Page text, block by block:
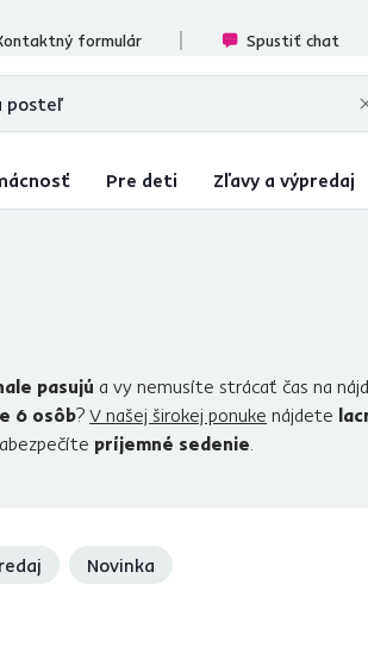
formulár
Spustiť chat
Pre deti Zľavy a výpredaj
pasujú a vy nemusíte strácať čas na
6 osôb? V našej širokej ponuke nájdete
príjemné sedenie
Novinka